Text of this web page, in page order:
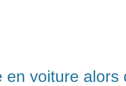
en voiture alors